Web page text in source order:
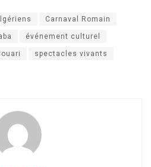
Carnaval Romain
événement culturel
spectacles vivants